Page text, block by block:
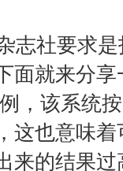
志社要求
面就来分
，该系统
这也意味
来的结果